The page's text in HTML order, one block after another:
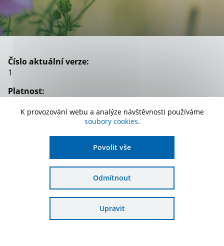
Číslo aktuální verze:
1
Platnost:
Stáhnout dokument
K provozování webu a analýze návštěvnosti používáme
soubory cookies.
Povolit vše
Odmítnout
Upravit